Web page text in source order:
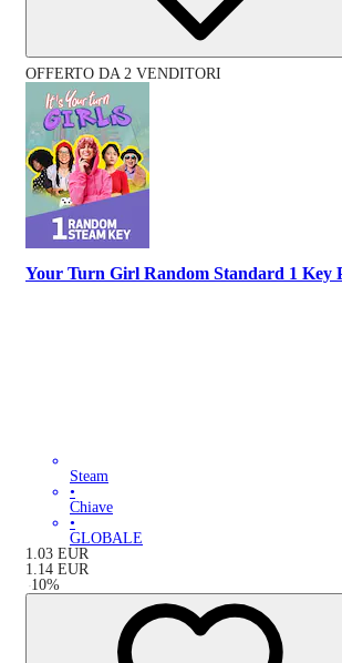
OFFERTO DA 2 VENDITORI
Your Turn Girl Random Standard 1 Key
Steam
•
Chiave
•
GLOBALE
1.03 EUR
1.14 EUR
-10%